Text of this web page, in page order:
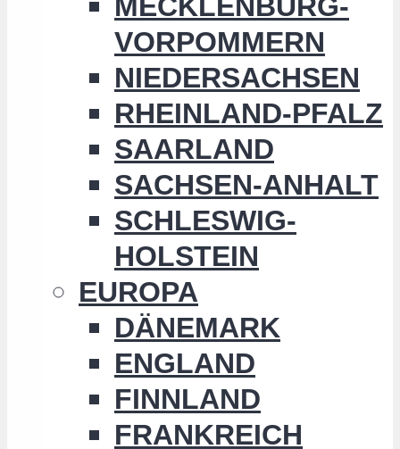
VORPOMMERN
NIEDERSACHSEN
RHEINLAND-PFALZ
SAARLAND
SACHSEN-ANHALT
SCHLESWIG-
HOLSTEIN
EUROPA
DÄNEMARK
ENGLAND
FINNLAND
FRANKREICH